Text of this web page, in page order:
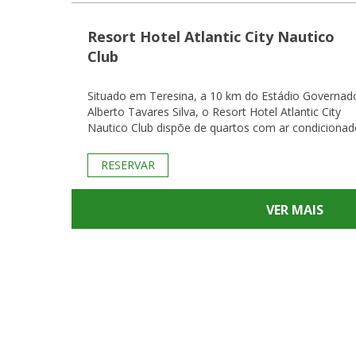
Resort Hotel Atlantic City Nautico
Club
Situado em Teresina, a 10 km do Estádio
Alberto Tavares Silva, o Resort Hotel Atlantic City
Nautico Club dispõe de quartos com ar
RESERVAR
VER MAIS